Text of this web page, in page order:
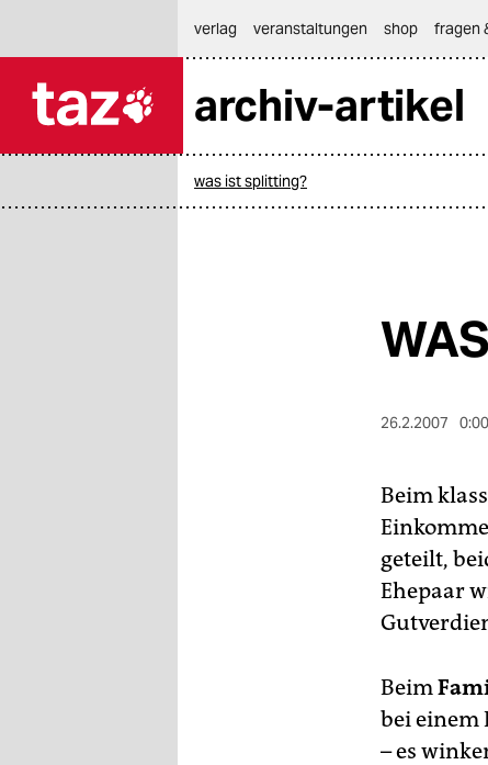
themen
verlag
veranstaltungen shop fragen
archiv-artikel
was ist splitting?
26.2.2007
Beim
geteilt,
Ehepaar
Beim
bei einem
– es